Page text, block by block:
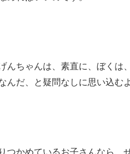
んちゃんは、素直に、ぼくは
だ、と疑問なしに思い込む